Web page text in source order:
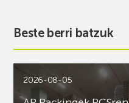
Beste berri batzuk
2026-08-05